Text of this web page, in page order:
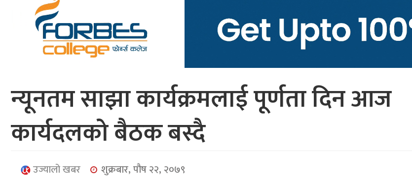
युनिकोड
न्यूनतम साझा कार्यक्रमलाई पूर्णता दिन आज
कार्यदलको बैठक बस्दै
उज्यालो खबर शुक्रबार, पौष २२, २०७९